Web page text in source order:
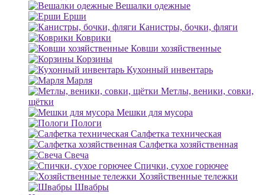
Вешалки одежные
Ерши
Канистры, бочки, фляги
Коврики
Ковши хозяйственные
Корзины
Кухонный инвентарь
Марля
Метлы, веники, совки,
щётки
Мешки для мусора
Пологи
Салфетка техническая
Салфетка хозяйственная
Свеча
Спички, сухое горючее
Хозяйственные тележки
Швабры